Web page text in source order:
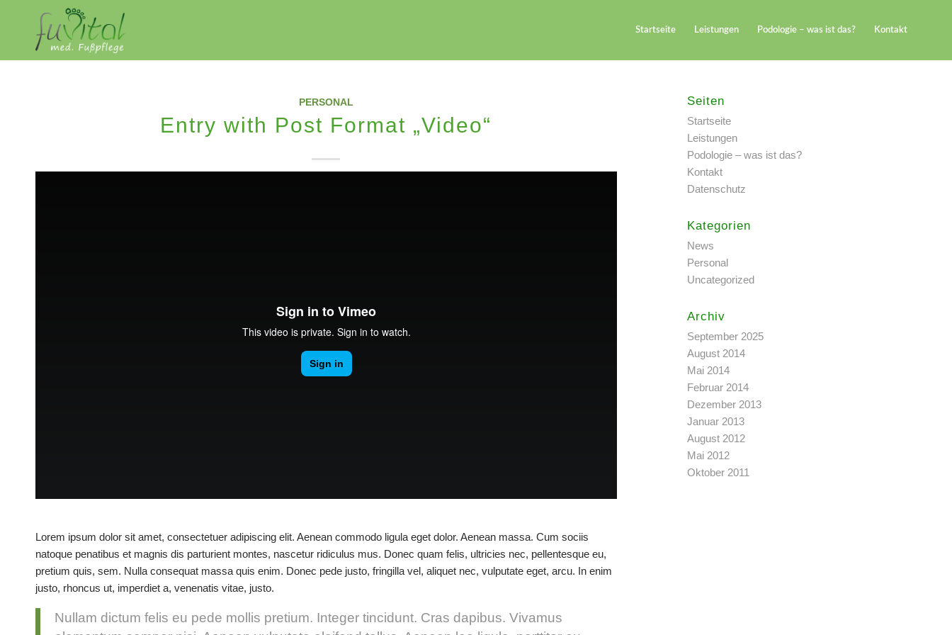
Startseite Leistungen Podologie – was ist das? Kontakt
PERSONAL
Entry with Post Format „Video“
Lorem ipsum dolor sit amet, consectetuer adipiscing elit. Aenean commodo ligula eget dolor. Aenean massa. Cum sociis
natoque penatibus et magnis dis parturient montes, nascetur ridiculus mus. Donec quam felis, ultricies nec, pellentesque eu,
pretium quis, sem. Nulla consequat massa quis enim. Donec pede justo, fringilla vel, aliquet nec, vulputate eget, arcu. In enim
justo, rhoncus ut, imperdiet a, venenatis vitae, justo.
Nullam dictum felis eu pede mollis pretium. Integer tincidunt. Cras dapibus. Vivamus
Seiten
Startseite
Leistungen
Podologie – was ist das?
Kontakt
Datenschutz
Kategorien
News
Personal
Uncategorized
Archiv
September 2025
August 2014
Mai 2014
Februar 2014
Dezember 2013
Januar 2013
August 2012
Mai 2012
Oktober 2011